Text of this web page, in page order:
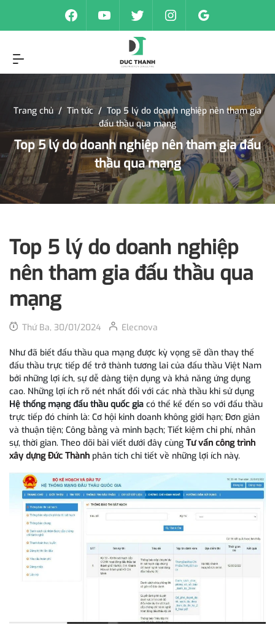
Trang chủ / Tin tức / Top 5 lý do doanh nghiệp nên tham gia
đấu thầu qua mạng
Top 5 lý do doanh nghiệp nên tham gia đấu
thầu qua mạng
Top 5 lý do doanh nghiệp
nên tham gia đấu thầu qua
mạng
Thứ Ba, 30/01/2024 Elecnova
Như đã biết đấu thầu qua mạng được kỳ vọng sẽ dần thay thế
đấu thầu trực tiếp để trở thành tương lai của đấu thầu Việt Nam
bởi những lợi ích, sự dễ dàng tiện dụng và khả năng ứng dụng
cao. Những lợi ích rõ nét nhất đối với các nhà thầu khi sử dụng
Hệ thống mạng đấu thầu quốc gia có thể kể đến so với đấu thầu
trực tiếp đó chính là: Cơ hội kinh doanh không giới hạn; Đơn giản
và thuận tiện; Công bằng và minh bạch; Tiết kiệm chi phí, nhân
sự, thời gian. Theo dõi bài viết dưới đây cùng Tư vấn công trình
xây dựng Đức Thành phân tích chi tiết về những lợi ích này.